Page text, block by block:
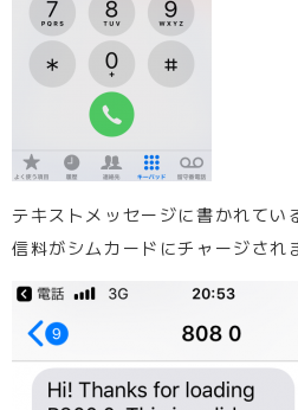
テキストメッセージに書かれて
信料がシムカードにチャージされ